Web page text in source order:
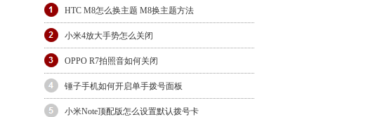
HTC M8怎么换主题 M8换主题方法
小米4放大手势怎么关闭
OPPO R7拍照音如何关闭
锤子手机如何开启单手拨号面板
小米Note顶配版怎么设置默认拨号卡